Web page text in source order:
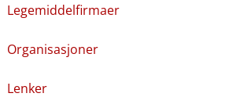
Legemiddelfirmaer
Organisasjoner
Lenker